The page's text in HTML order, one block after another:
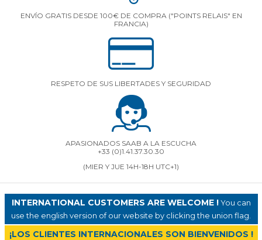
ENVÍO GRATIS DESDE 100€ DE COMPRA ("POINTS RELAIS" EN
FRANCIA)
RESPETO DE SUS LIBERTADES Y SEGURIDAD
APASIONADOS SAAB A LA ESCUCHA
+33 (0)1.41.37.30.30
(MIER Y JUE 14H-18H UTC+1)
INTERNATIONAL CUSTOMERS ARE WELCOME !You can
use the english version of our website by clicking the union flag.
¡LOS CLIENTES INTERNACIONALES SON BIENVENIDOS !